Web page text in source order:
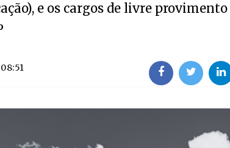
e os cargos de livre provimento